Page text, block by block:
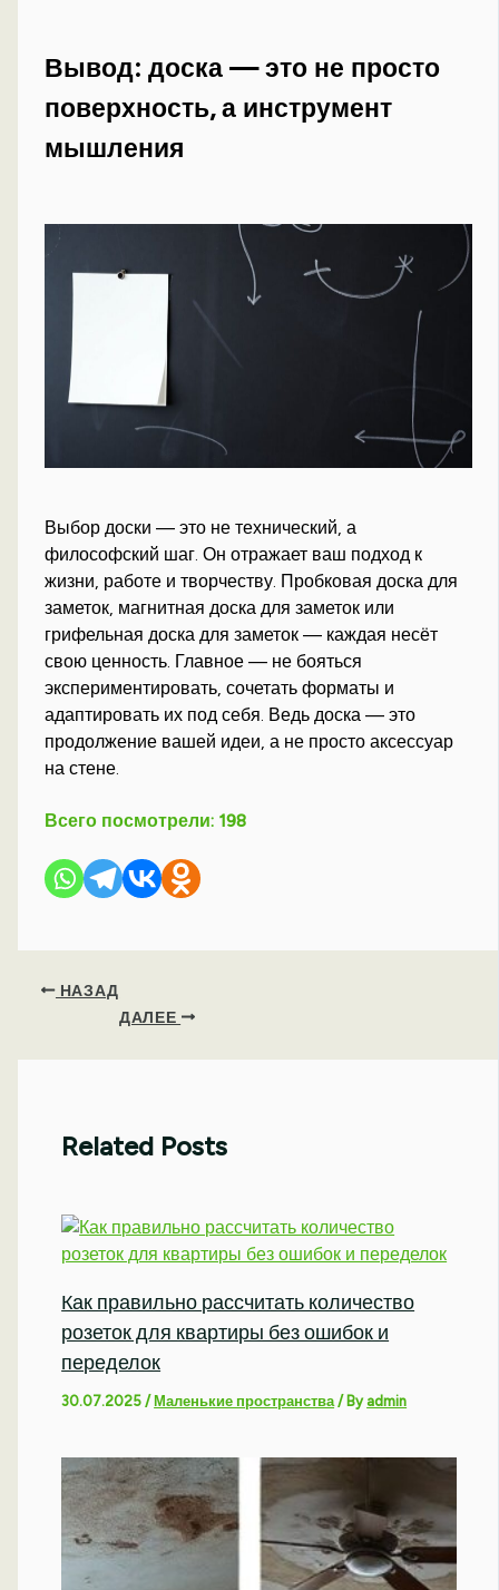
Вывод: доска — это не просто
поверхность, а инструмент
мышления
Выбор доски — это не технический, а
философский шаг. Он отражает ваш подход к
жизни, работе и творчеству. Пробковая доска для
заметок, магнитная доска для заметок или
грифельная доска для заметок — каждая несёт
свою ценность. Главное — не бояться
экспериментировать, сочетать форматы и
адаптировать их под себя. Ведь доска — это
продолжение вашей идеи, а не просто аксессуар
на стене.
Всего посмотрели: 198
НАЗАД
ДАЛЕЕ
Related Posts
Как правильно рассчитать количество
розеток для квартиры без ошибок и
переделок
30.07.2025/ Маленькие пространства / Byadmin